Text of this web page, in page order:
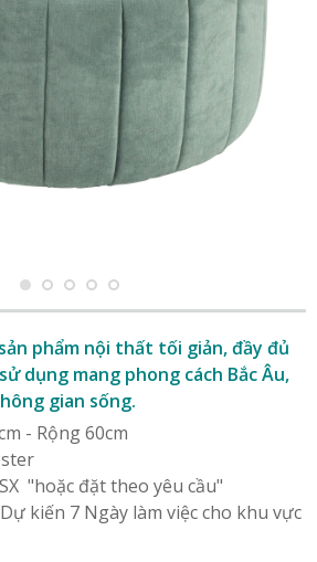
phẩm nội thất tối giản, đầy đủ
dụng mang phong cách Bắc Âu,
gian sống.
- Rộng 60cm
"hoặc đặt theo yêu cầu"
Dự kiến 7 Ngày làm việc cho khu vực